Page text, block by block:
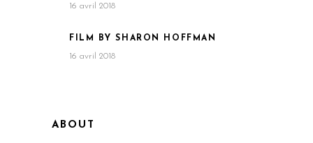
16 avril 2018
FILM BY SHARON HOFFMAN
16 avril 2018
ABOUT